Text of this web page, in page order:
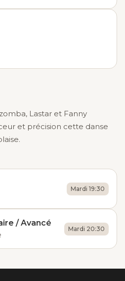
Lastar et Fanny
et précision cette danse
Mardi 19:30
/ Avancé
Mardi 20:30